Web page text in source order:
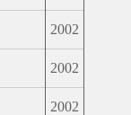
2002
2002
2002